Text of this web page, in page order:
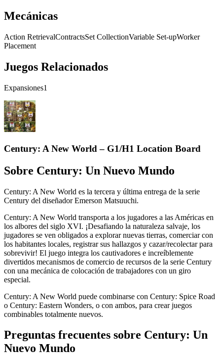
Mecánicas
Action RetrievalContractsSet CollectionVariable Set-upWorker
Placement
Juegos Relacionados
Expansiones1
Century: A New World – G1/H1 Location Board
Sobre Century: Un Nuevo Mundo
Century: A New World es la tercera y última entrega de la serie
Century del diseñador Emerson Matsuuchi.
Century: A New World transporta a los jugadores a las Américas en
los albores del siglo XVI. ¡Desafiando la naturaleza salvaje, los
jugadores se ven obligados a explorar nuevas tierras, comerciar con
los habitantes locales, registrar sus hallazgos y cazar/recolectar para
sobrevivir! El juego integra los cautivadores e increíblemente
divertidos mecanismos de comercio de recursos de la serie Century
con una mecánica de colocación de trabajadores con un giro
especial.
Century: A New World puede combinarse con Century: Spice Road
o Century: Eastern Wonders, o con ambos, para crear juegos
combinables totalmente nuevos.
Preguntas frecuentes sobre Century: Un
Nuevo Mundo